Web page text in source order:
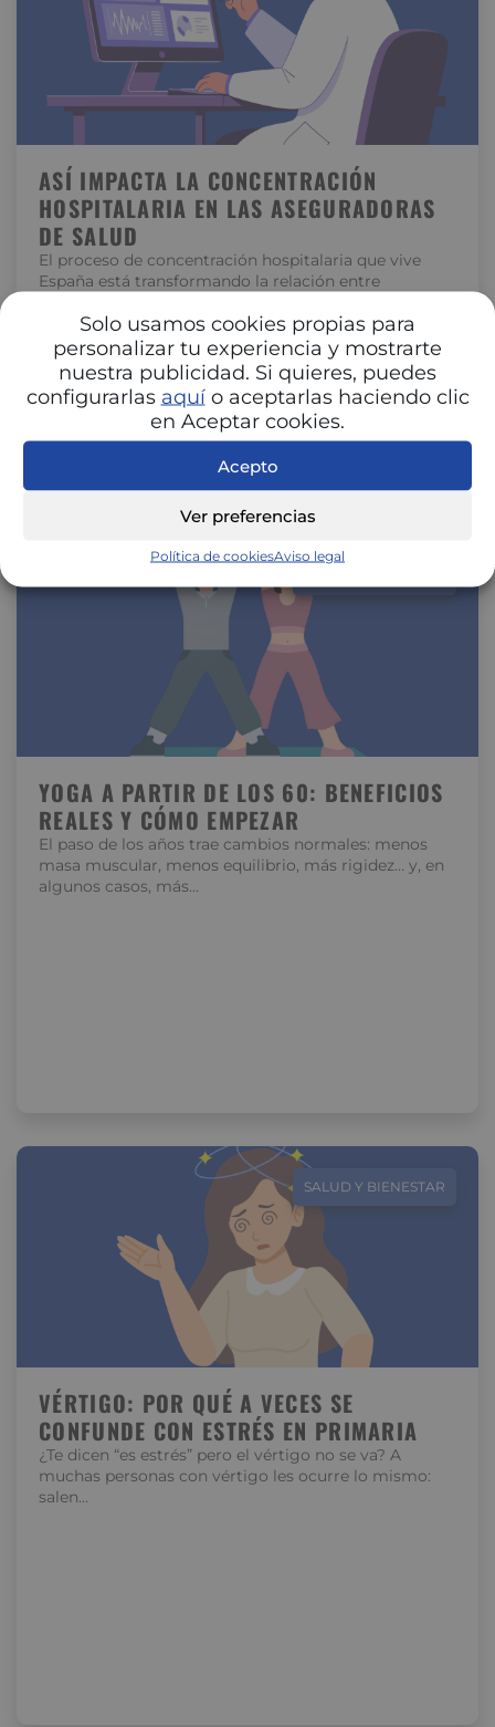
Solo usamos cookies propias para
personalizar tu experiencia y mostrarte
nuestra publicidad. Si quieres, puedes
configurarlas aquío aceptarlas haciendo clic
en Aceptar cookies.
Acepto
Ver preferencias
Política de cookiesAviso legal
ASÍ IMPACTA LA CONCENTRACIÓN
HOSPITALARIA EN LAS ASEGURADORAS
DE SALUD
El proceso de concentración hospitalaria que vive
España está transformando la relación entre
YOGA A PARTIR DE LOS 60: BENEFICIOS
REALES Y CÓMO EMPEZAR
El paso de los años trae cambios normales: menos
masa muscular, menos equilibrio, más rigidez… y, en
algunos casos, más…
SALUD Y BIENESTAR
VÉRTIGO: POR QUÉ A VECES SE
CONFUNDE CON ESTRÉS EN PRIMARIA
¿Te dicen “es estrés” pero el vértigo no se va? A
muchas personas con vértigo les ocurre lo mismo:
salen…